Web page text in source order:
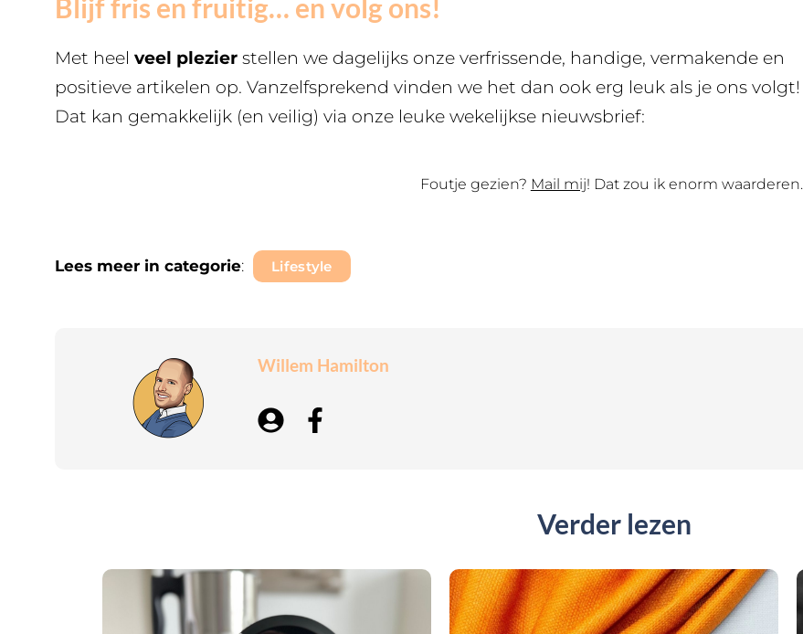
Blijf fris en fruitig… en volg ons!
Met heel veel plezier stellen we dagelijks onze verfrissende, handige, vermakende en
positieve artikelen op. Vanzelfsprekend vinden we het dan ook erg leuk als je ons volgt!
Dat kan gemakkelijk (en veilig) via onze leuke wekelijkse nieuwsbrief:
Foutje gezien? Mail mij! Dat zou ik enorm waarderen.
Lees meer in categorie: Lifestyle
Willem Hamilton
Verder lezen